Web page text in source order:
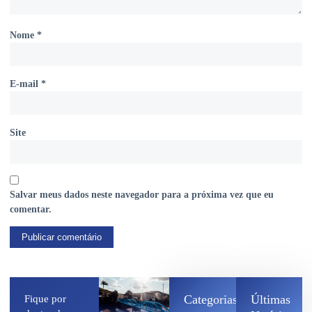
Nome *
E-mail *
Site
Salvar meus dados neste navegador para a próxima vez que eu
comentar.
Fique por
Categorias
Últimas